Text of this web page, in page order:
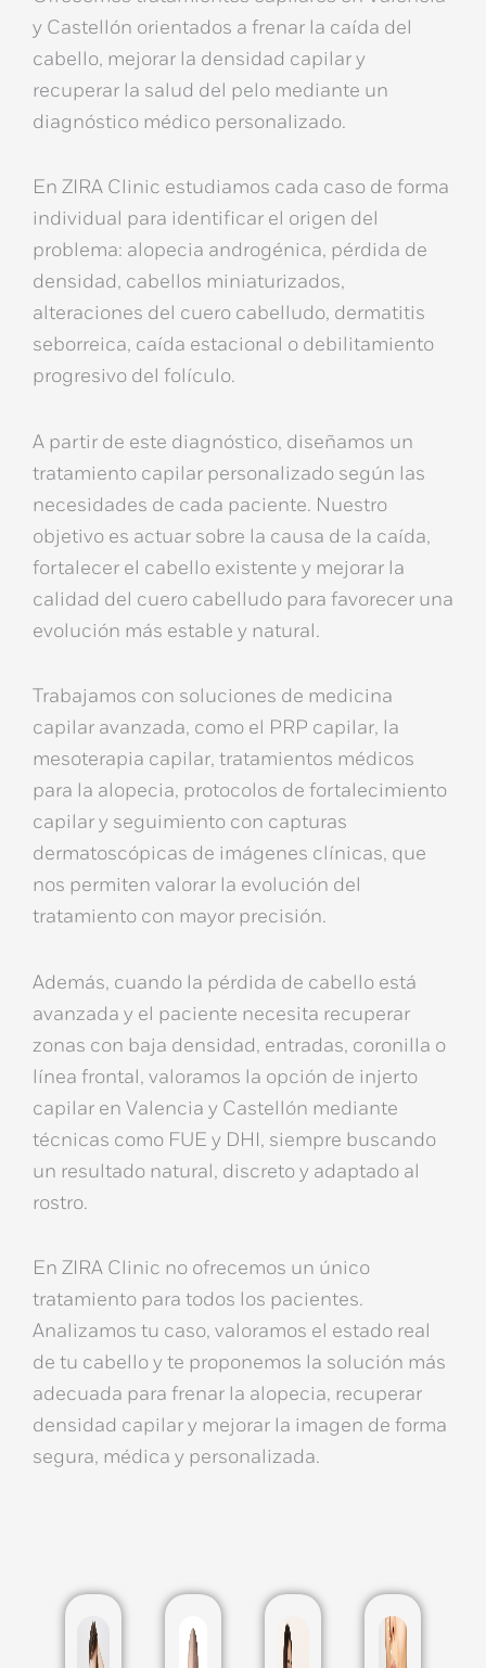
y Castellón orientados a frenar la caída del
cabello, mejorar la densidad capilary
recuperar la salud del pelo mediante un
diagnóstico médico personalizado.
En ZIRA Clinic estudiamos cada caso de forma
individual para identificar el origen del
problema: alopecia androgénica, pérdida de
densidad, cabellos miniaturizados,
alteraciones del cuero cabelludo, dermatitis
seborreica, caída estacional o debilitamiento
progresivo del folículo.
A partir de este diagnóstico, diseñamos un
tratamiento capilar personalizado según las
necesidades de cada paciente. Nuestro
objetivo es actuar sobre la causa de la caída,
fortalecer el cabello existente y mejorar la
calidad del cuero cabelludo para favorecer una
evolución más estable y natural.
Trabajamos con soluciones de medicina
capilar avanzada, como el PRP capilar, la
mesoterapia capilar, tratamientos médicos
para la alopecia, protocolos de fortalecimiento
capilar y seguimiento con capturas
dermatoscópicas de imágenes clínicas, que
nos permiten valorar la evolución del
tratamiento con mayor precisión.
Además, cuando la pérdida de cabello está
avanzada y el paciente necesita recuperar
zonas con baja densidad, entradas, coronilla o
línea frontal, valoramos la opción de injerto
capilar en Valencia y Castellón mediante
técnicas como FUE y DHI, siempre buscando
un resultado natural, discreto y adaptado al
rostro.
En ZIRA Clinic no ofrecemos un único
tratamiento para todos los pacientes.
Analizamos tu caso, valoramos el estado real
de tu cabello y te proponemos la solución más
adecuada para frenar la alopecia, recuperar
densidad capilary mejorar la imagen de forma
segura, médica y personalizada.